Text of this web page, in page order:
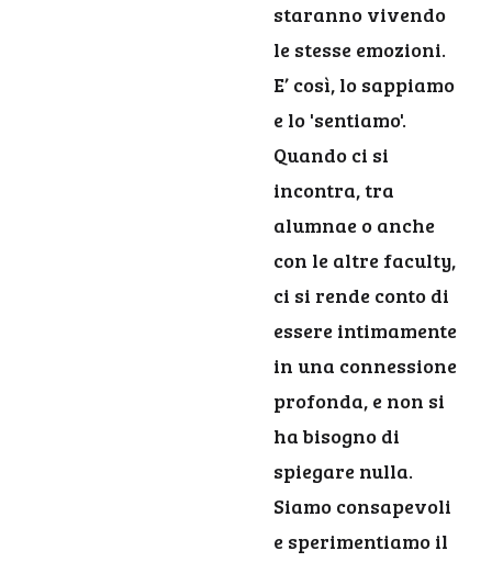
staranno vivendo
le stesse emozioni.
E’ così, lo sappiamo
e lo 'sentiamo'.
Quando ci si
incontra, tra
alumnae o anche
con le altre faculty,
ci si rende conto di
essere intimamente
in una connessione
profonda, e non si
ha bisogno di
spiegare nulla.
Siamo consapevoli
e sperimentiamo il